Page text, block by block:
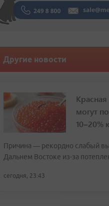
Другие новости
могут
10–20%
Причина — рекордно слабый
Дальнем Востоке из-за
сегодня, 23:43